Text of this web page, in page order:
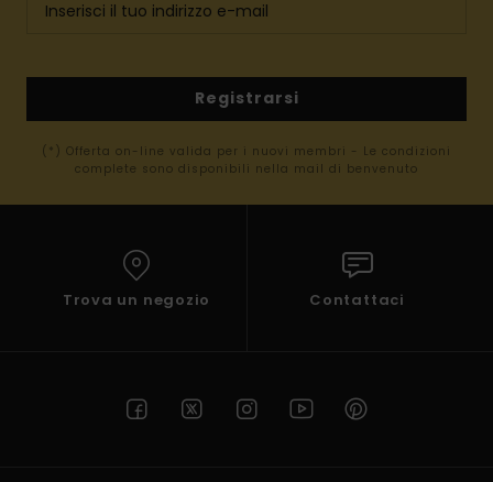
Registrarsi
(*) Offerta on-line valida per i nuovi membri - Le condizioni
complete sono disponibili nella mail di benvenuto
Trova un negozio Contattaci